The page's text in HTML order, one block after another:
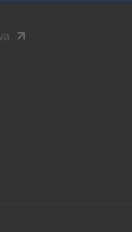
Qu’est-ce qu’une
2. L’industrie de
3. Comment déclarer